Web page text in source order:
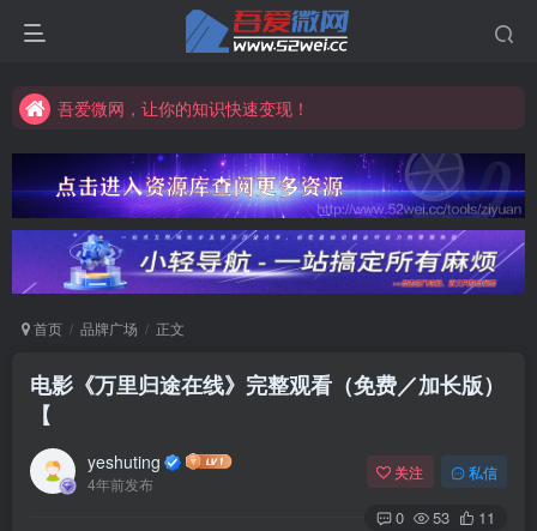
吾爱微网，让你的知识快速变现！
吾爱微网，让你的知识快速变现！
首页 品牌广场 正文
电影《万里归途在线》完整观看（免费／加长版）
【
yeshuting
4年前发布
关注 私信
0 53 11